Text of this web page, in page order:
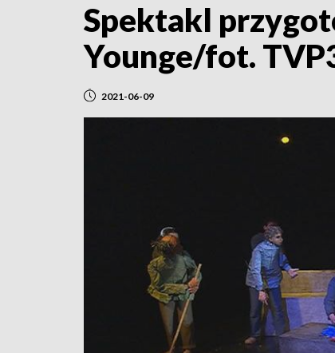
Spektakl
Younge/fot.
2021-06-09